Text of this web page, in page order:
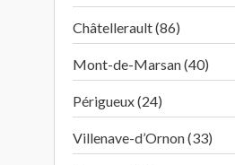
Châtellerault (86)
Mont-de-Marsan (40)
Périgueux (24)
Villenave-d’Ornon (33)